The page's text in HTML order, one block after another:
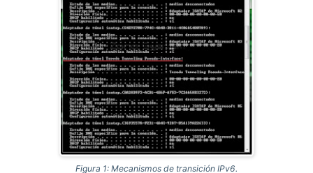
Figura 1: Mecanismos de transición IPv6.